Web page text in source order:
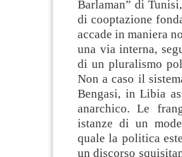
Barlaman” di
di cooptazione
accade in maniera
una via interna,
di un pluralismo
Non a caso il
Bengasi, in Libia
anarchico. Le
istanze di un
quale la politica
un discorso